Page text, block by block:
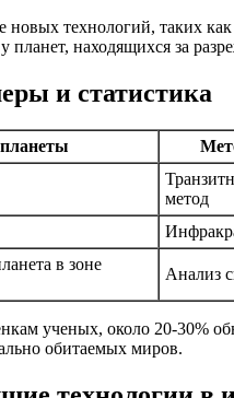
технологий, таких
планет, находящихся за
и статистика
метод
в зоне
Анализ
ученых, около 20-30%
обитаемых миров.